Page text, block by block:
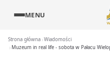
MENU
Strona główna Wiadomości
Muzeum in real life - sobota w Pałacu